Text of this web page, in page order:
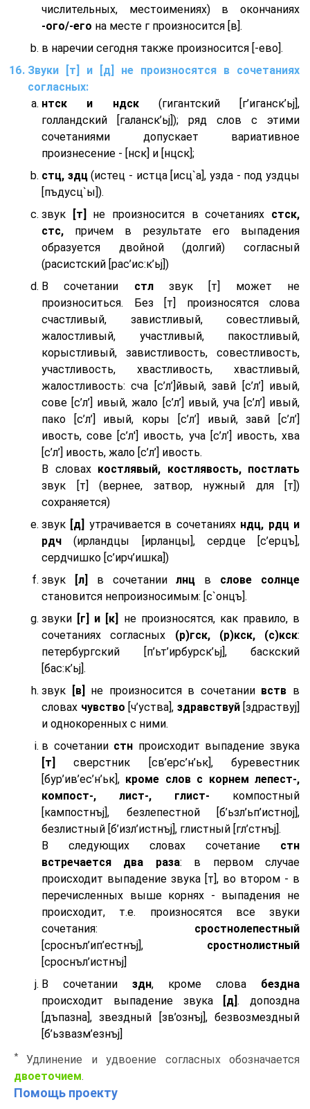
числительных, местоимениях) в окончаниях
-ого/-его на месте г произносится [в].
в наречии сегодня также произносится [-ево].
Звуки [т] и [д] не произносятся в сочетаниях
согласных:
нтск и ндск(гигантский [г’иганск’ьj],
голландский [галанск’ьj]); ряд слов с этими
сочетаниями допускает вариативное
произнесение - [нск] и [нцск];
стц, здц(истец - истца [исц`а], узда - под уздцы
[пъдусц`ы]).
звук
[т] не произносится в сочетаниях стск,
стс, причем в результате его выпадения
образуется двойной (долгий) согласный
(расистский [рас’ис:к’ьj])
В сочетании стлзвук [т] может не
произноситься. Без [т] произносятся слова
счастливый, завистливый, совестливый,
жалостливый, участливый, пакостливый,
корыстливый, завистливость, совестливость,
участливость, хвастливость, хвастливый,
жалостливость: сча [с’л’]йвый, завй [с’л’] ивый,
сове [с’л’] ивый, жало [с’л’] ивый, уча [с’л’] ивый,
пако [с’л’] ивый, коры [с’л’] ивый, завй [с’л’]
ивость, сове [с’л'] ивость, уча [с’л’] ивость, хва
[с’л’] ивость, жало [с’л’] ивость.
В словахкостлявый, костлявость, постлать
звук [т] (вернее, затвор, нужный для [т])
сохраняется)
звук [д] утрачивается в сочетаниях ндц, рдц и
рдч (ирландцы [ирланцы], сердце [с’ерцъ],
сердчишко [с’ирч’ишка])
звук
[л] в сочетаниилнц в слове солнце
становится непроизносимым: [с`онцъ].
звуки [г] и [к]
не произносятся, как правило, в
сочетаниях согласных (р)гск, (р)кск, (с)кск:
петербургский [п’ьт’ирбурск’ьj], баскский
[бас:к’ьj].
звук
[в] не произносится в сочетании вств в
словах чувство [ч’уства], здравствуй[здраствуj]
и однокоренных с ними.
в сочетании стн происходит выпадение звука
[т]
сверстник [св’ерс’н’ьк], буревестник
[бур’ив’ес’н’ьк], кроме слов с корнем лепест-,
компост-, лист-, глист- компостный
[кампостнъj], безлепестной [б’ьзл’ьп’истноj],
безлистный [б’изл’истнъj], глистный [гл’стнъj].
В следующих словах сочетание стн
встречается два раза: в первом случае
происходит выпадение звука [т], во втором - в
перечисленных выше корнях - выпадения не
происходит, т.е. произносятся все звуки
сочетания: сростнолепестный
[сроснъл’ип’естнъj], сростнолистный
[сроснъл’истнъj]
В сочетании здн, кроме слова бездна
происходит выпадение звука
[д] . допоздна
[дъпазна], звездный [зв’ознъj], безвозмездный
[б’ьзвазм’езнъj]
*
Удлинение и удвоение согласных обозначается
двоеточием.
Помощь проекту